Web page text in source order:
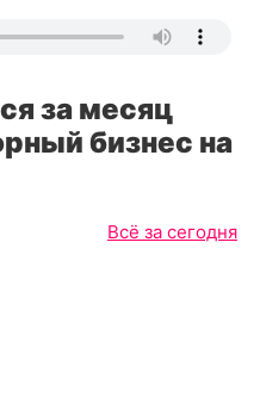
за месяц
бизнес на
Всё за сегодня